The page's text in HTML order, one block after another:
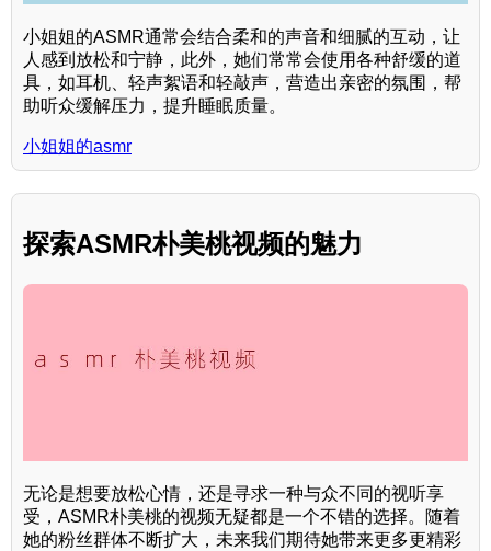
小姐姐的ASMR通常会结合柔和的声音和细腻的互动，让
人感到放松和宁静，此外，她们常常会使用各种舒缓的道
具，如耳机、轻声絮语和轻敲声，营造出亲密的氛围，帮
助听众缓解压力，提升睡眠质量。
小姐姐的asmr
探索ASMR朴美桃视频的魅力
无论是想要放松心情，还是寻求一种与众不同的视听享
受，ASMR朴美桃的视频无疑都是一个不错的选择。随着
她的粉丝群体不断扩大，未来我们期待她带来更多更精彩